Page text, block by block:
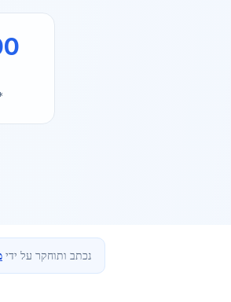
נכתב ותוחקר על ידי